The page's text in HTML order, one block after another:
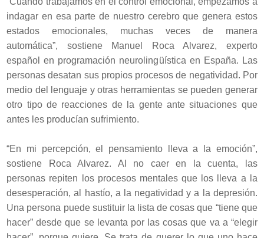
indagar en esa parte de nuestro cerebro que genera estos
estados emocionales, muchas veces de manera
automática”, sostiene Manuel Roca Alvarez, experto
español en programación neurolingüística en España. Las
personas desatan sus propios procesos de negatividad. Por
medio del lenguaje y otras herramientas se pueden generar
otro tipo de reacciones de la gente ante situaciones que
antes les producían sufrimiento.
“En mi percepción, el pensamiento lleva a la emoción”,
sostiene Roca Alvarez. Al no caer en la cuenta, las
personas repiten los procesos mentales que los lleva a la
desesperación, al hastío, a la negatividad y a la depresión.
Una persona puede sustituir la lista de cosas que “tiene que
hacer” desde que se levanta por las cosas que va a “elegir